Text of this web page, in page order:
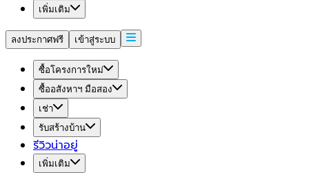
เพิ่มเติม
ลงประกาศฟรี เข้าสู่ระบบ
ซื้อโครงการใหม่
ซื้ออสังหาฯ มือสอง
เช่า
รับสร้างบ้าน
รีวิวน่าอยู่
เพิ่มเติม